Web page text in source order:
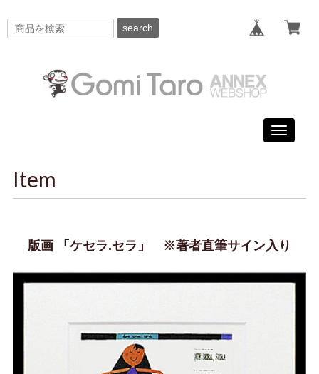
search
Toggle
Item
版画 「ケセラ.セラ」 ※著者直筆サイン入り